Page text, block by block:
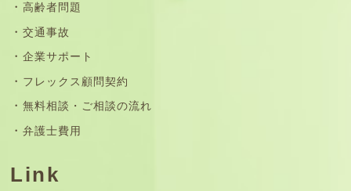
高齢者問題
交通事故
企業サポート
フレックス顧問契約
無料相談・ご相談の流れ
弁護士費用
Link